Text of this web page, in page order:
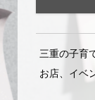
三重の子育
お店、イベ